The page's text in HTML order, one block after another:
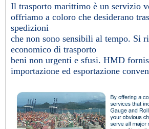
Il trasporto marittimo è un servizio
offriamo a coloro che desiderano
spedizioni
che non sono sensibili al tempo. Si
economico di trasporto
beni non urgenti e sfusi. HMD
importazione ed esportazione